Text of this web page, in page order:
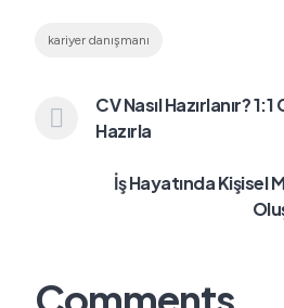
kariyer danışmanı
CV Nasıl Hazırlanır?
Hazırla
İş Hayatında Kişisel